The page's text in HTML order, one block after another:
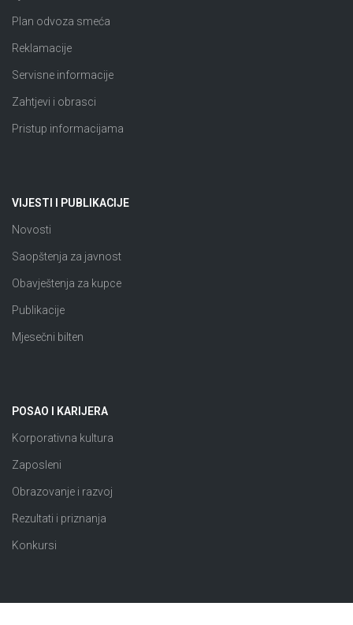
Plan odvoza smeća
Reklamacije
Servisne informacije
Zahtjevi i obrasci
Pristup informacijama
VIJESTI I PUBLIKACIJE
Novosti
Saopštenja za javnost
Obavještenja za kupce
Publikacije
Mjesečni bilten
POSAO I KARIJERA
Korporativna kultura
Zaposleni
Obrazovanje i razvoj
Rezultati i priznanja
Konkursi